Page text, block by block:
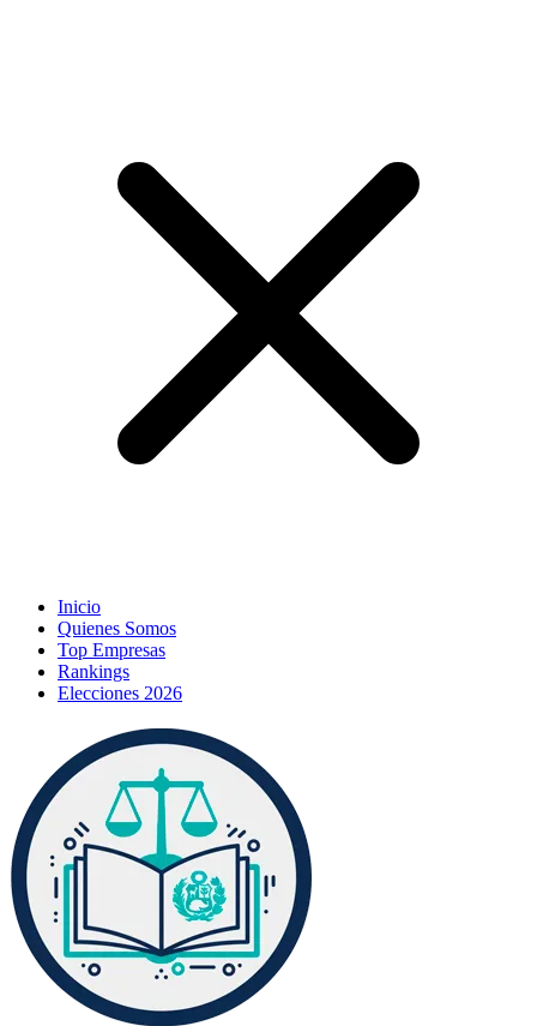
Inicio
Quienes Somos
Top Empresas
Rankings
Elecciones 2026